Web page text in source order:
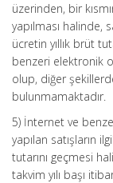
üzerinden, bir
yapılması halinde,
ücretin yıllık brüt
benzeri elektronik
olup, diğer
bulunmamaktadır.
5) İnternet ve
yapılan satışların
tutarını geçmesi
takvim yılı başı